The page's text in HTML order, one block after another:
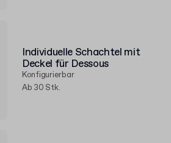
Individuelle Schachtel mit
Deckel für Dessous
Konfigurierbar
Ab 30 Stk.